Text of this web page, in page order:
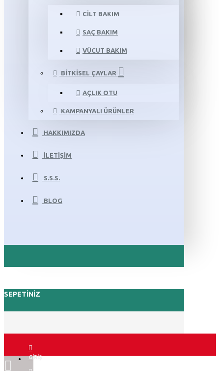
CILT BAKIM
SAÇ BAKIM
VÜCUT BAKIM
BITKISEL ÇAYLAR
AÇLIK OTU
KAMPANYALI ÜRÜNLER
HAKKIMIZDA
İLETIŞIM
S.S.S.
BLOG
SEPETINIZ
GIRIŞ